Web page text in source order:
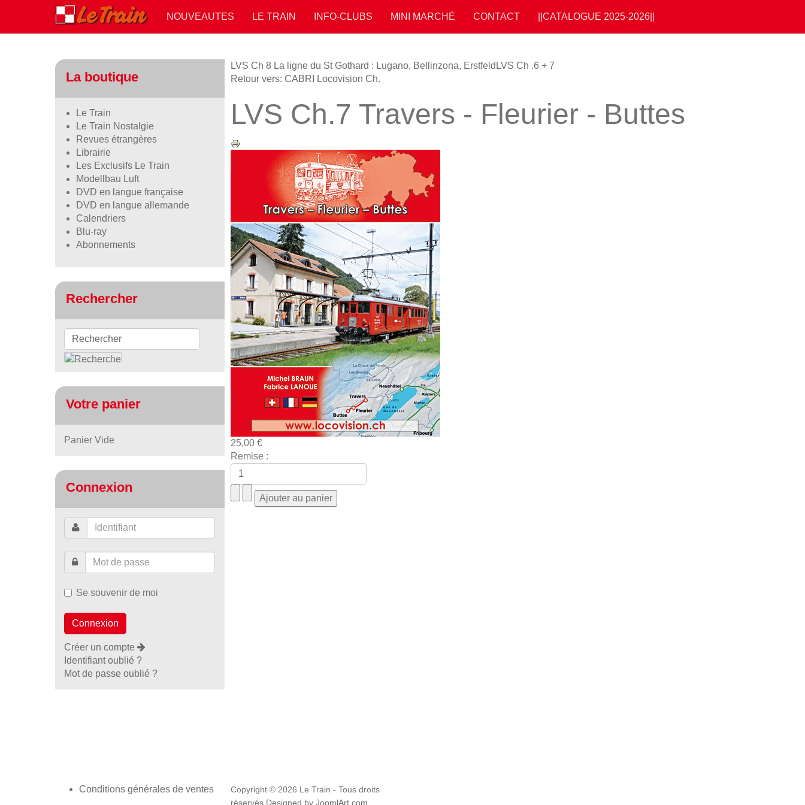
NOUVEAUTES LE TRAIN INFO-CLUBS MINI MARCHÉ CONTACT ||CATALOGUE 2025-2026||
LVS Ch 8 La ligne du St Gothard : Lugano, Bellinzona, Erstfeld LVS Ch .6 + 7
Retour vers: CABRI Locovision Ch.
LVS Ch.7 Travers - Fleurier - Buttes
25,00 €
Remise :
La boutique
Le Train
Le Train Nostalgie
Revues étrangères
Librairie
Les Exclusifs Le Train
Modellbau Luft
DVD en langue française
DVD en langue allemande
Calendriers
Blu-ray
Abonnements
Rechercher
Votre panier
Panier Vide
Connexion
Se souvenir de moi
Créer un compte
Identifiant oublié ?
Mot de passe oublié ?
Conditions générales de ventes
Copyright © 2026 Le Train - Tous droits
réservés Designed by JoomlArt.com